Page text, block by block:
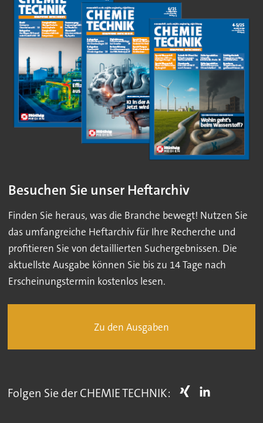
Besuchen Sie unser Heftarchiv
Finden Sie heraus, was die Branche bewegt! Nutzen Sie
das umfangreiche Heftarchiv für Ihre Recherche und
profitieren Sie von detaillierten Suchergebnissen. Die
aktuellste Ausgabe können Sie bis zu 14 Tage nach
Erscheinungstermin kostenlos lesen.
Zu den Ausgaben
Folgen Sie der CHEMIE TECHNIK: